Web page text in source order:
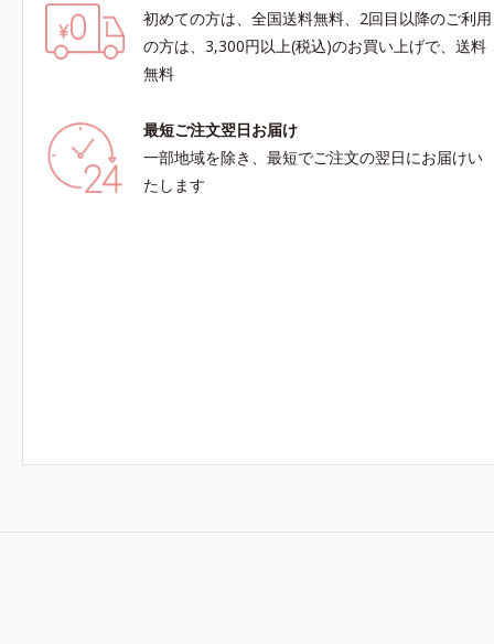
初めての方は、全国送料無料、2回目以降のご利用
の方は、3,300円以上(税込)のお買い上げで、送料
無料
最短ご注文翌日お届け
一部地域を除き、最短でご注文の翌日にお届けい
たします